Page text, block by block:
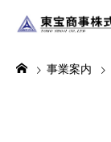
事業案内